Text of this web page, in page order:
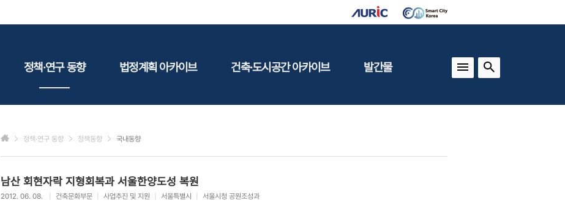
정책·연구 동향
연구동향
법정계획 아카이브
환경
건축·도시공간 아카이브 발간물
건축도시연구
정책·연구 동향 정책동향 국내동향
남산 회현자락 지형회복과 서울한양도성 복원
2012. 06. 08. 건축문화부문 사업추진 및 지원 서울특별시 서울시청 공원조성과